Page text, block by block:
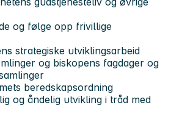
og følge opp frivillige
strategiske utviklingsarbeid
og biskopens fagdager og
beredskapsordning
og åndelig utvikling i tråd med